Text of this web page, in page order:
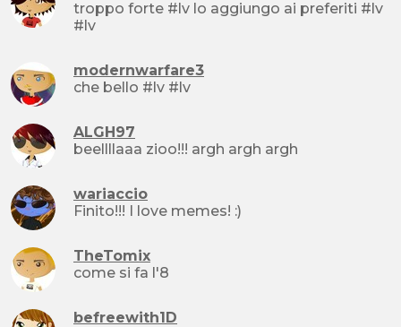
troppo forte #lv lo aggiungo ai preferiti #lv
#lv
modernwarfare3
che bello #lv #lv
ALGH97
beellllaaa zioo!!! argh argh argh
wariaccio
Finito!!! I love memes! :)
TheTomix
come si fa l'8
befreewith1D